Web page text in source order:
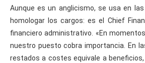
Aunque es un anglicismo, se usa en
homologar los cargos: es el Chief
financiero administrativo. «En
nuestro puesto cobra importancia. En
restados a costes equivale a